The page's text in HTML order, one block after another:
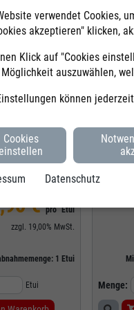
Minenstärke 5,3
Schaftform
12 Stück,
Sofort lieferbar
€ pro Etui
zzgl. 19,00% MwSt.
1 Etui
Etui
Bestell-
Bleistift
Menge:
verwendet Cookies,
akzeptieren" klicken,
Klick auf "Cookies
auszuwählen,
können
Cookies
Datenschutz